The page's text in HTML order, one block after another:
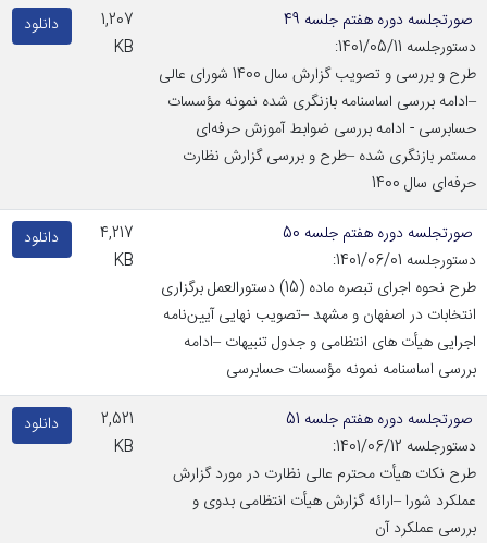
صورتجلسه دوره هفتم جلسه 49
دستورجلسه 1401/05/11:
طرح و بررسی و تصویب گزارش سال 1400 شورای عالی
–ادامه بررسی اساسنامه بازنگری شده نمونه مؤسسات
حسابرسی - ادامه بررسی ضوابط آموزش حرفه‌ای
مستمر بازنگری شده –طرح و بررسی گزارش نظارت
حرفه‌ای سال 1400
1,207
KB
دانلود
صورتجلسه دوره هفتم جلسه 50
دستورجلسه 1401/06/01:
طرح نحوه اجرای تبصره ماده (15) دستورالعمل برگزاری
انتخابات در اصفهان و مشهد –تصویب نهایی آیین‌نامه
اجرایی هیأت های انتظامی و جدول تنبیهات –ادامه
بررسی اساسنامه نمونه مؤسسات حسابرسی
4,217
KB
دانلود
صورتجلسه دوره هفتم جلسه 51
دستورجلسه 1401/06/12:
طرح نکات هیأت محترم عالی نظارت در مورد گزارش
عملکرد شورا –ارائه گزارش هیأت انتظامی بدوی و
بررسی عملکرد آن
2,521
KB
دانلود